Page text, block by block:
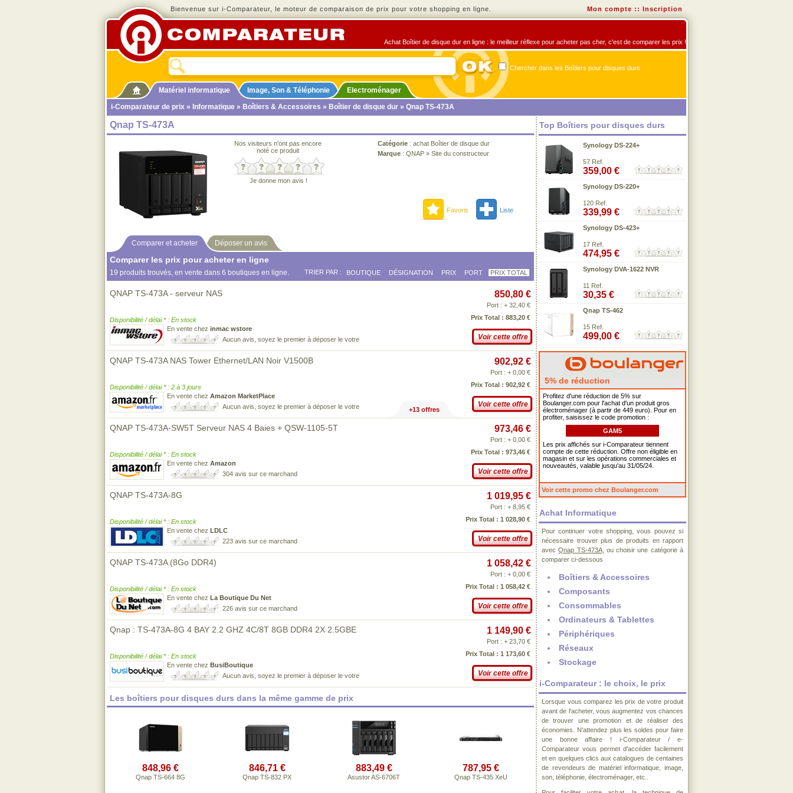
Bienvenue sur i-Comparateur, le moteur de comparaison de prix pour votre shopping en ligne. Mon compte :: Inscription
Achat Boîtier de disque dur en ligne : le meilleur réflexe pour acheter pas cher, c'est de comparer les prix !
Chercher dans les Boîtiers pour disques durs
Matériel informatique Image, Son & Téléphonie
Electroménager
i-Comparateur de prix » Informatique » Boîtiers & Accessoires » Boîtier de disque dur » Qnap TS-473A
Qnap TS-473A
Nos visiteurs n'ont pas encore
noté ce produit
Je donne mon avis !
Catégorie : achat Boîtier de disque dur
Marque : QNAP » Site du constructeur
Favoris Liste
Comparer et acheter Déposer un avis
Comparer les prix pour acheter en ligne
19 produits trouvés, en vente dans 6 boutiques en ligne. TRIER PAR : BOUTIQUE DÉSIGNATION PRIX PORT PRIX TOTAL
QNAP TS-473A - serveur NAS
Disponibilité / délai * : En stock
En vente chez inmac wstore
Aucun avis, soyez le premier à déposer le votre
850,80 €
Port : + 32,40 €
Prix Total : 883,20 €
Voir cette offre
QNAP TS-473A NAS Tower Ethernet/LAN Noir V1500B
Disponibilité / délai * : 2 à 3 jours
En vente chez Amazon MarketPlace
Aucun avis, soyez le premier à déposer le votre
902,92 €
Port : + 0,00 €
Prix Total : 902,92 €
Voir cette offre
+13 offres
QNAP TS-473A-SW5T Serveur NAS 4 Baies + QSW-1105-5T
Disponibilité / délai * : En stock
En vente chez Amazon
304 avis sur ce marchand
973,46 €
Port : + 0,00 €
Prix Total : 973,46 €
Voir cette offre
QNAP TS-473A-8G
Disponibilité / délai * : En stock
En vente chez LDLC
223 avis sur ce marchand
1 019,95 €
Port : + 8,95 €
Prix Total : 1 028,90 €
Voir cette offre
QNAP TS-473A (8Go DDR4)
Disponibilité / délai * : En stock
En vente chez La Boutique Du Net
226 avis sur ce marchand
1 058,42 €
Port : + 0,00 €
Prix Total : 1 058,42 €
Voir cette offre
Qnap : TS-473A-8G 4 BAY 2.2 GHZ 4C/8T 8GB DDR4 2X 2.5GBE
Disponibilité / délai * : En stock
En vente chez BusiBoutique
Aucun avis, soyez le premier à déposer le votre
1 149,90 €
Port : + 23,70 €
Prix Total : 1 173,60 €
Voir cette offre
Les boîtiers pour disques durs dans la même gamme de prix
848,96 €
Qnap TS-664 8G
846,71 €
Qnap TS-832 PX
883,49 €
Asustor AS-6706T
787,95 €
Qnap TS-435 XeU
Top Boîtiers pour disques durs
Synology DS-224+
57 Ref.
359,00 €
Synology DS-220+
120 Ref.
339,99 €
Synology DS-423+
17 Ref.
474,95 €
Synology DVA-1622 NVR
11 Ref.
30,35 €
Qnap TS-462
15 Ref.
499,00 €
5% de réduction
Profitez d'une réduction de 5% sur
Boulanger.com pour l'achat d'un produit gros
électroménager (à partir de 449 euro). Pour en
profiter, saisissez le code promotion :
GAM5
Les prix affichés sur i-Comparateur tiennent
compte de cette réduction. Offre non éligible en
magasin et sur les opérations commerciales et
nouveautés, valable jusqu'au 31/05/24.
Voir cette promo chez Boulanger.com
Achat Informatique
Pour continuer votre shopping, vous pouvez si
nécessaire trouver plus de produits en rapport
avecQnap TS-473A, ou choisir une catégorie à
comparer ci-dessous
Boîtiers & Accessoires
Composants
Consommables
Ordinateurs & Tablettes
Périphériques
Réseaux
Stockage
i-Comparateur : le choix, le prix
Lorsque vous comparez les prix de votre produit
avant de l'acheter, vous augmentez vos chances
de trouver une promotion et de réaliser des
économies. N'attendez plus les soldes pour faire
une bonne affaire ! i-Comparateur / e-
Comparateur vous permet d'accéder facilement
et en quelques clics aux catalogues de centaines
de revendeurs de matériel informatique, image,
son, téléphonie, électroménager, etc..